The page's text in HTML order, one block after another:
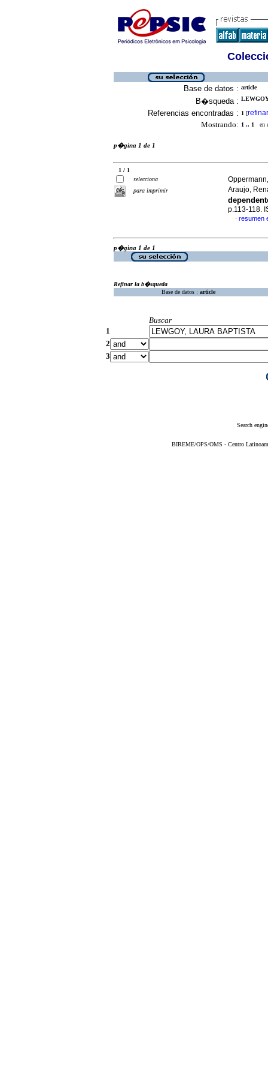
Base de datos : article
B�squeda :
Referencias encontradas : 1 [refinar
Mostrando: 1 .. 1 en
p�gina 1 de 1
1 / 1
selecciona
para imprimir
Araujo,
p.113-118.
· resumen
p�gina 1 de 1
Refinar la b�squeda
Base de datos : article
Buscar
1
2
3
Search
BIREME/OPS/OMS - Centro